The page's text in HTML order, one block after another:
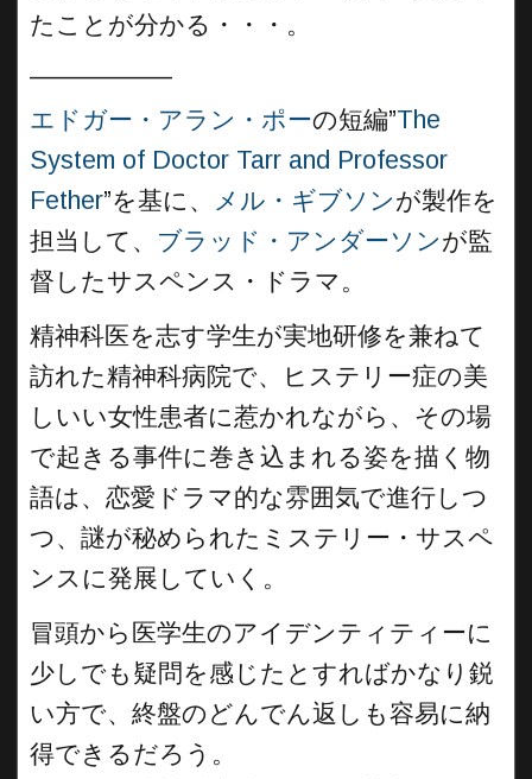
たことが分かる・・・。
エドガー・アラン・ポーの短編”The
System of Doctor Tarr and Professor
Fether”を基に、 メル・ギブソンが製作を
担当して、 ブラッド・アンダーソンが監
督したサスペンス・ドラマ。
精神科医を志す学生が実地研修を兼ねて
訪れた精神科病院で、ヒステリー症の美
しいい女性患者に惹かれながら、その場
で起きる事件に巻き込まれる姿を描く物
語は、恋愛ドラマ的な雰囲気で進行しつ
つ、謎が秘められたミステリー・サスペ
ンスに発展していく。
冒頭から医学生のアイデンティティーに
少しでも疑問を感じたとすればかなり鋭
い方で、終盤のどんでん返しも容易に納
得できるだろう。